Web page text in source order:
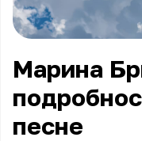
Марина
песне